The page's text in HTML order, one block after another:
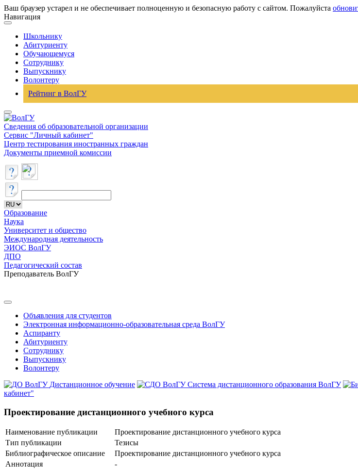
Ваш браузер устарел и не обеспечивает полноценную и безопасную работу с сайтом. Пожалуйста
Навигация
Школьнику
Абитуриенту
Обучающемуся
Сотруднику
Выпускнику
Волонтеру
Рейтинг в ВолГУ
Сведения об образовательной организации
Сервис "Личный кабинет"
Центр тестирования иностранных граждан
Документы приемной комиссии
Образование
Наука
Университет и общество
Международная деятельность
ЭИОС ВолГУ
ДПО
Педагогический состав
Преподаватель ВолГУ
Объявления для студентов
Электронная информационно-образовательная среда ВолГУ
Аспиранту
Абитуриенту
Сотруднику
Выпускнику
Волонтеру
Дистанционное обучение
Система дистанционного образования ВолГУ
кабинет"
Проектирование дистанционного учебного курса
Наименование публикации
Проектирование дистанционного учебного курса
Тип публикации
Тезисы
Библиографическое описание
Проектирование дистанционного учебного курса
Аннотация
-